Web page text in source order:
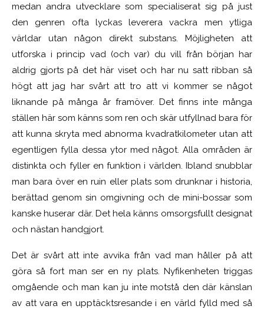
medan andra utvecklare som specialiserat sig på just
den genren ofta lyckas leverera vackra men ytliga
världar utan någon direkt substans. Möjligheten att
utforska i princip vad (och var) du vill från början har
aldrig gjorts på det här viset och har nu satt ribban så
högt att jag har svårt att tro att vi kommer se något
liknande på många år framöver. Det finns inte många
ställen här som känns som ren och skär utfyllnad bara för
att kunna skryta med abnorma kvadratkilometer utan att
egentligen fylla dessa ytor med något. Alla områden är
distinkta och fyller en funktion i världen. Ibland snubblar
man bara över en ruin eller plats som drunknar i historia,
berättad genom sin omgivning och de mini-bossar som
kanske huserar där. Det hela känns omsorgsfullt designat
och nästan handgjort.
Det är svårt att inte avvika från vad man håller på att
göra så fort man ser en ny plats. Nyfikenheten triggas
omgående och man kan ju inte motstå den där känslan
av att vara en upptäcktsresande i en värld fylld med så